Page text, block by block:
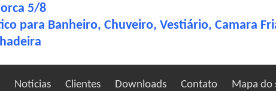
5/8
para Banheiro, Chuveiro, Vestiário, Camara
Notícias Clientes Downloads Contato Mapa do